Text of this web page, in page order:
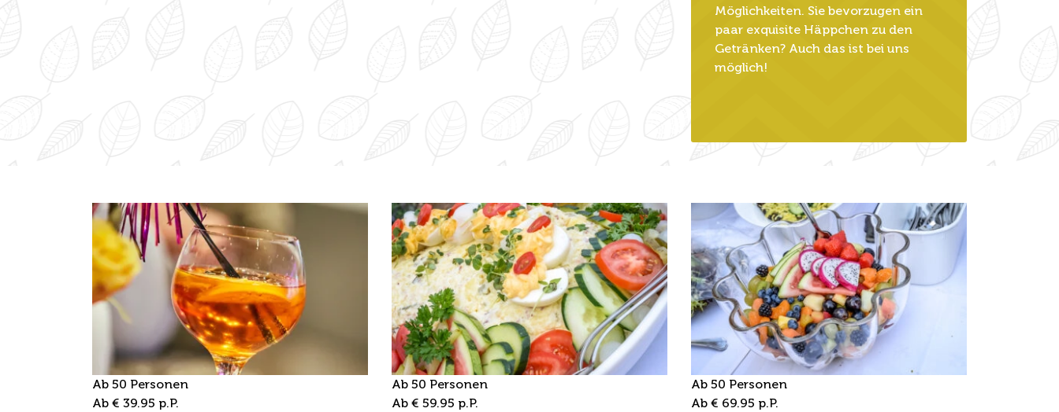
Möglichkeiten. Sie bevorzugen ein
paar exquisite Häppchen zu den
Getränken? Auch das ist bei uns
möglich!
Ab 50 Personen
Ab € 39.95 p.P.
Ab 50 Personen
Ab € 59.95 p.P.
Ab 50 Personen
Ab € 69.95 p.P.